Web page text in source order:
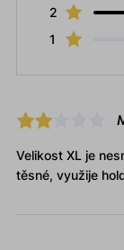
2
1
Velikost XL je
těsné, využije